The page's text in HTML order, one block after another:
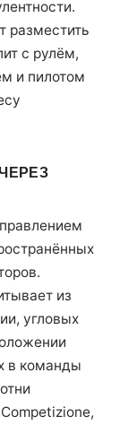
разместить
с рулём,
и пилотом
из
угловых
в команды